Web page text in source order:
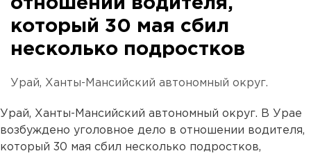
отношении водителя,
который 30 мая сбил
несколько подростков
Урай, Ханты-Мансийский автономный округ.
Урай, Ханты-Мансийский автономный округ. В Урае
возбуждено уголовное дело в отношении водителя,
который 30 мая сбил несколько подростков,